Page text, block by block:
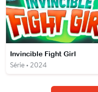
Invincible Fight Girl
Série • 2024